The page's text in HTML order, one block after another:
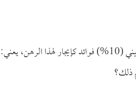
السؤال الأول: عرضت علي شركة من الشركات أن أرهن بيتي في بنك لصالحها, وهي تعطيني (10%) فوائد كإيجار لهذا الرهن، يعني:
ذلك؟